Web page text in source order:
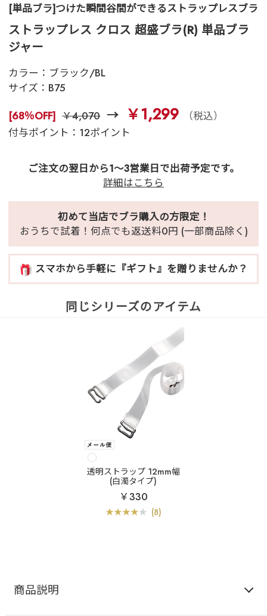
[単品ブラ]つけた瞬間谷間ができるストラップレスブラ
ストラップレス クロス 超盛ブラ(R) 単品ブラ
ジャー
カラー： ブラック/BL
サイズ： B75
[68％OFF] ￥4,070 ￥1,299
（税込）
付与ポイント：12ポイント
ご注文の翌日から1～3営業日で出荷予定です。
詳細はこちら
初めて当店でブラ購入の方限定！
おうちで試着！何点でも返送料0円 (一部商品除く)
スマホから手軽に『ギフト』を贈りませんか？
同じシリーズのアイテム
透明ストラップ 12mm幅
(白濁タイプ)
￥330
(8)
商品説明